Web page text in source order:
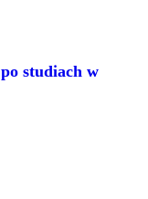
studiach w